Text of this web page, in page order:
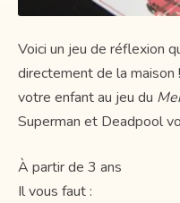
Voici un jeu de réflexion
directement de la
votre enfant au jeu du
Superman et Deadpool
À partir de 3 ans
Il vous faut :